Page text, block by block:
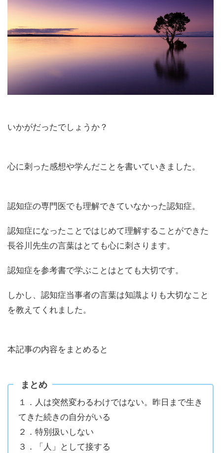
いかがだったでしょうか？
心に刺った感想や学んだことを書いていきました。
認知症の専門医でも理解できていなかった認知症。
認知症になったことではじめて理解することができた
長谷川先生の言葉はとても心に刺さります。
認知症を参考書で学ぶことはとても大切です。
しかし、認知症当事者の言葉は知識よりも大切なこと
を教えてくれました。
本記事の内容をまとめると
まとめ
１．人は突然変わるわけではない。昨日まで生き
てきた続きの自分がいる
２．特別扱いしない
３．「人」として接する